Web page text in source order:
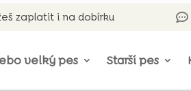
zaplatit i na dobírku 
velký pes Starší pes